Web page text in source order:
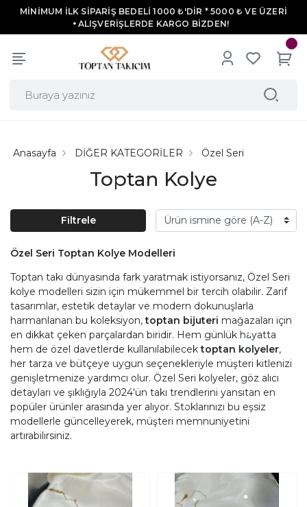
MİNİMUM İLK SİPARİŞ BEDELİ 1000 ₺'DİR * 5000 ₺ VE ÜZERİ
ALIŞVERİŞLERDE KARGO BİZDEN!
Toptan Kolye
Anasayfa DİĞER KATEGORİLER Özel Seri
Filtrele
Özel Seri Toptan Kolye Modelleri
Toptan takı dünyasında fark yaratmak istiyorsanız, Özel Seri
kolye modelleri sizin için mükemmel bir tercih olabilir. Zarif
tasarımlar, estetik detaylar ve modern dokunuşlarla
harmanlanan bu koleksiyon,toptan bijuteri mağazaları için
en dikkat çeken parçalardan biridir. Hem günlük hayatta
hem de özel davetlerde kullanılabilecektoptan kolyeler,
her tarza ve bütçeye uygun seçenekleriyle müşteri kitlenizi
genişletmenize yardımcı olur. Özel Seri kolyeler, göz alıcı
detayları ve şıklığıyla 2024'ün takı trendlerini yansıtan en
popüler ürünler arasında yer alıyor. Stoklarınızı bu eşsiz
modellerle güncelleyerek, müşteri memnuniyetini
artırabilirsiniz.